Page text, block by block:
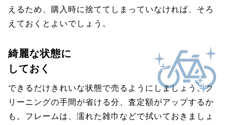
えるため、購入時に捨ててしまっていなければ、そろ
えておくとよいでしょう。
綺麗な状態に
しておく
できるだけきれいな状態で売るようにしましょう。ク
リーニングの手間が省ける分、査定額がアップするか
も。フレームは、濡れた雑巾などで拭いておきましょ